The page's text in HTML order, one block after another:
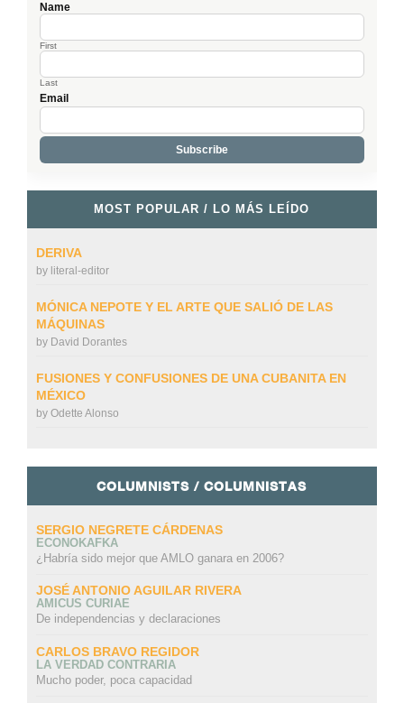
Name
First
Last
Email
MOST POPULAR / LO MÁS LEÍDO
DERIVA
by literal-editor
MÓNICA NEPOTE Y EL ARTE QUE SALIÓ DE LAS
MÁQUINAS
by David Dorantes
FUSIONES Y CONFUSIONES DE UNA CUBANITA EN
MÉXICO
by Odette Alonso
COLUMNISTS / COLUMNISTAS
SERGIO NEGRETE CÁRDENAS
ECONOKAFKA
¿Habría sido mejor que AMLO ganara en 2006?
JOSÉ ANTONIO AGUILAR RIVERA
AMICUS CURIAE
De independencias y declaraciones
CARLOS BRAVO REGIDOR
LA VERDAD CONTRARIA
Mucho poder, poca capacidad